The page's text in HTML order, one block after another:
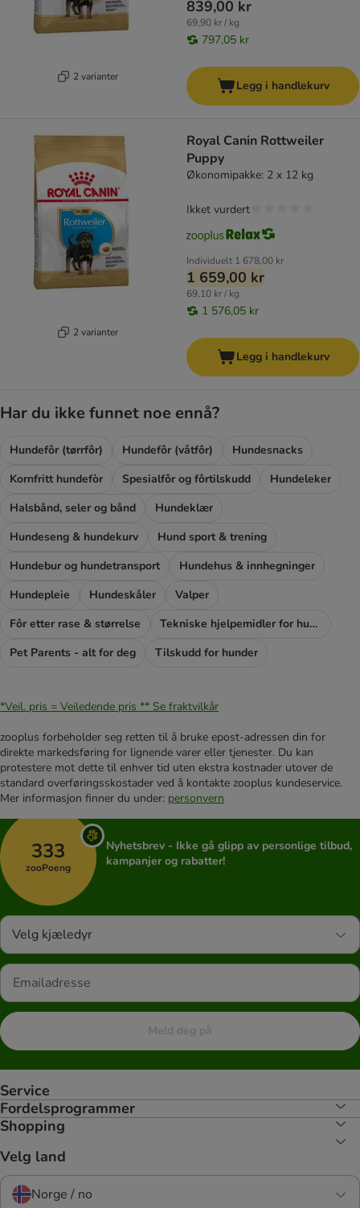
2 varianter
839,00 kr
69,90 kr / kg
797,05 kr
Legg i handlekurv
2 varianter
Royal Canin Rottweiler
Puppy
Økonomipakke: 2 x 12 kg
Individuelt 1 678,00 kr
1 659,00 kr
69,10 kr / kg
1 576,05 kr
Ikket vurdert
Legg i handlekurv
Har du ikke funnet noe ennå?
Hundefôr (tørrfôr) Hundefôr (våtfôr)
Hundesnacks
Kornfritt hundefòr
Spesialfôr og fôrtilskudd
Hundeleker
Halsbånd, seler og bånd
Hundeklær
Hundeseng & hundekurv
Hund sport & trening
Hundebur og hundetransport
Hundehus & innhegninger
Hundepleie
Hundeskåler
Valper
Fôr etter rase & størrelse
Tekniske hjelpemidler for hunder
Pet Parents - alt for deg
Tilskudd for hunder
*Veil. pris = Veiledende pris ** Se fraktvilkår
zooplus forbeholder seg retten til å bruke epost-adressen din for
direkte markedsføring for lignende varer eller tjenester. Du kan
protestere mot dette til enhver tid uten ekstra kostnader utover de
standard overføringsskostader ved å kontakte zooplus kundeservice.
Mer informasjon finner du under: personvern
333
zooPoeng
Nyhetsbrev - Ikke gå glipp av personlige tilbud,
kampanjer og rabatter!
Velg kjæledyr
Meld deg på
Service
Fordelsprogrammer
Shopping
Velg land
Norge / no